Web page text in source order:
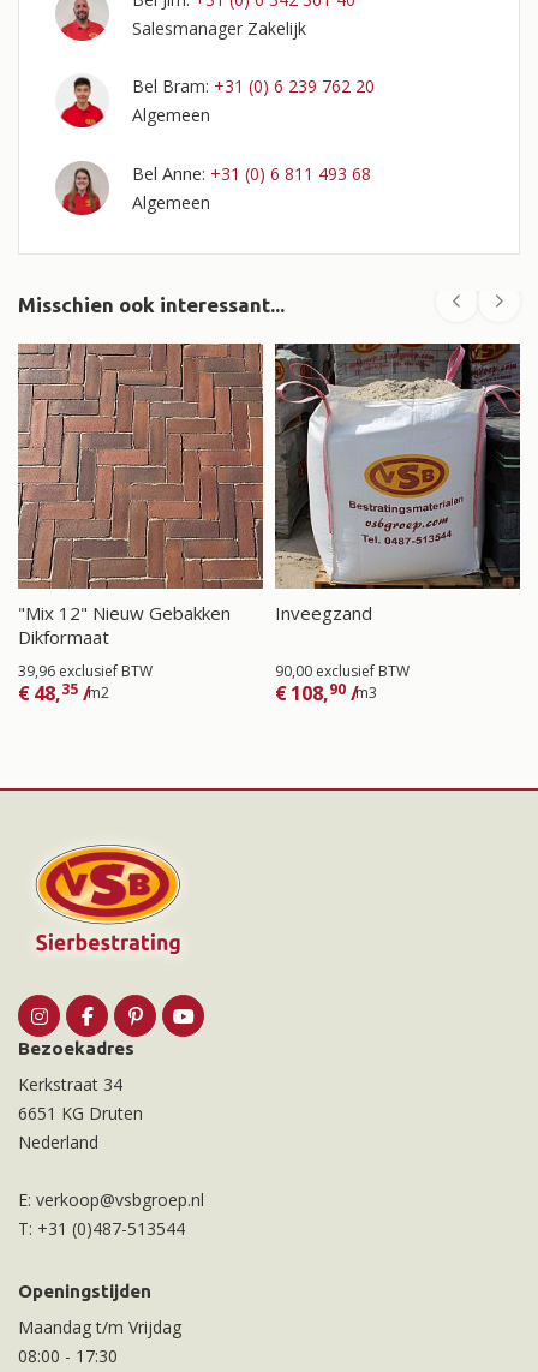
Salesmanager Zakelijk
Bel Bram: +31 (0) 6 239 762 20
Algemeen
Bel Anne: +31 (0) 6 811 493 68
Algemeen
Misschien ook interessant...
"Mix 12" Nieuw Gebakken
Dikformaat
39,96 exclusief BTW
€48,35 /m2
Inveegzand
90,00 exclusief BTW
€108,90 /m3
Bezoekadres
Kerkstraat 34
6651 KG Druten
Nederland
E: verkoop@vsbgroep.nl
T: +31 (0)487-513544
Openingstijden
Maandag t/m Vrijdag
08:00 - 17:30